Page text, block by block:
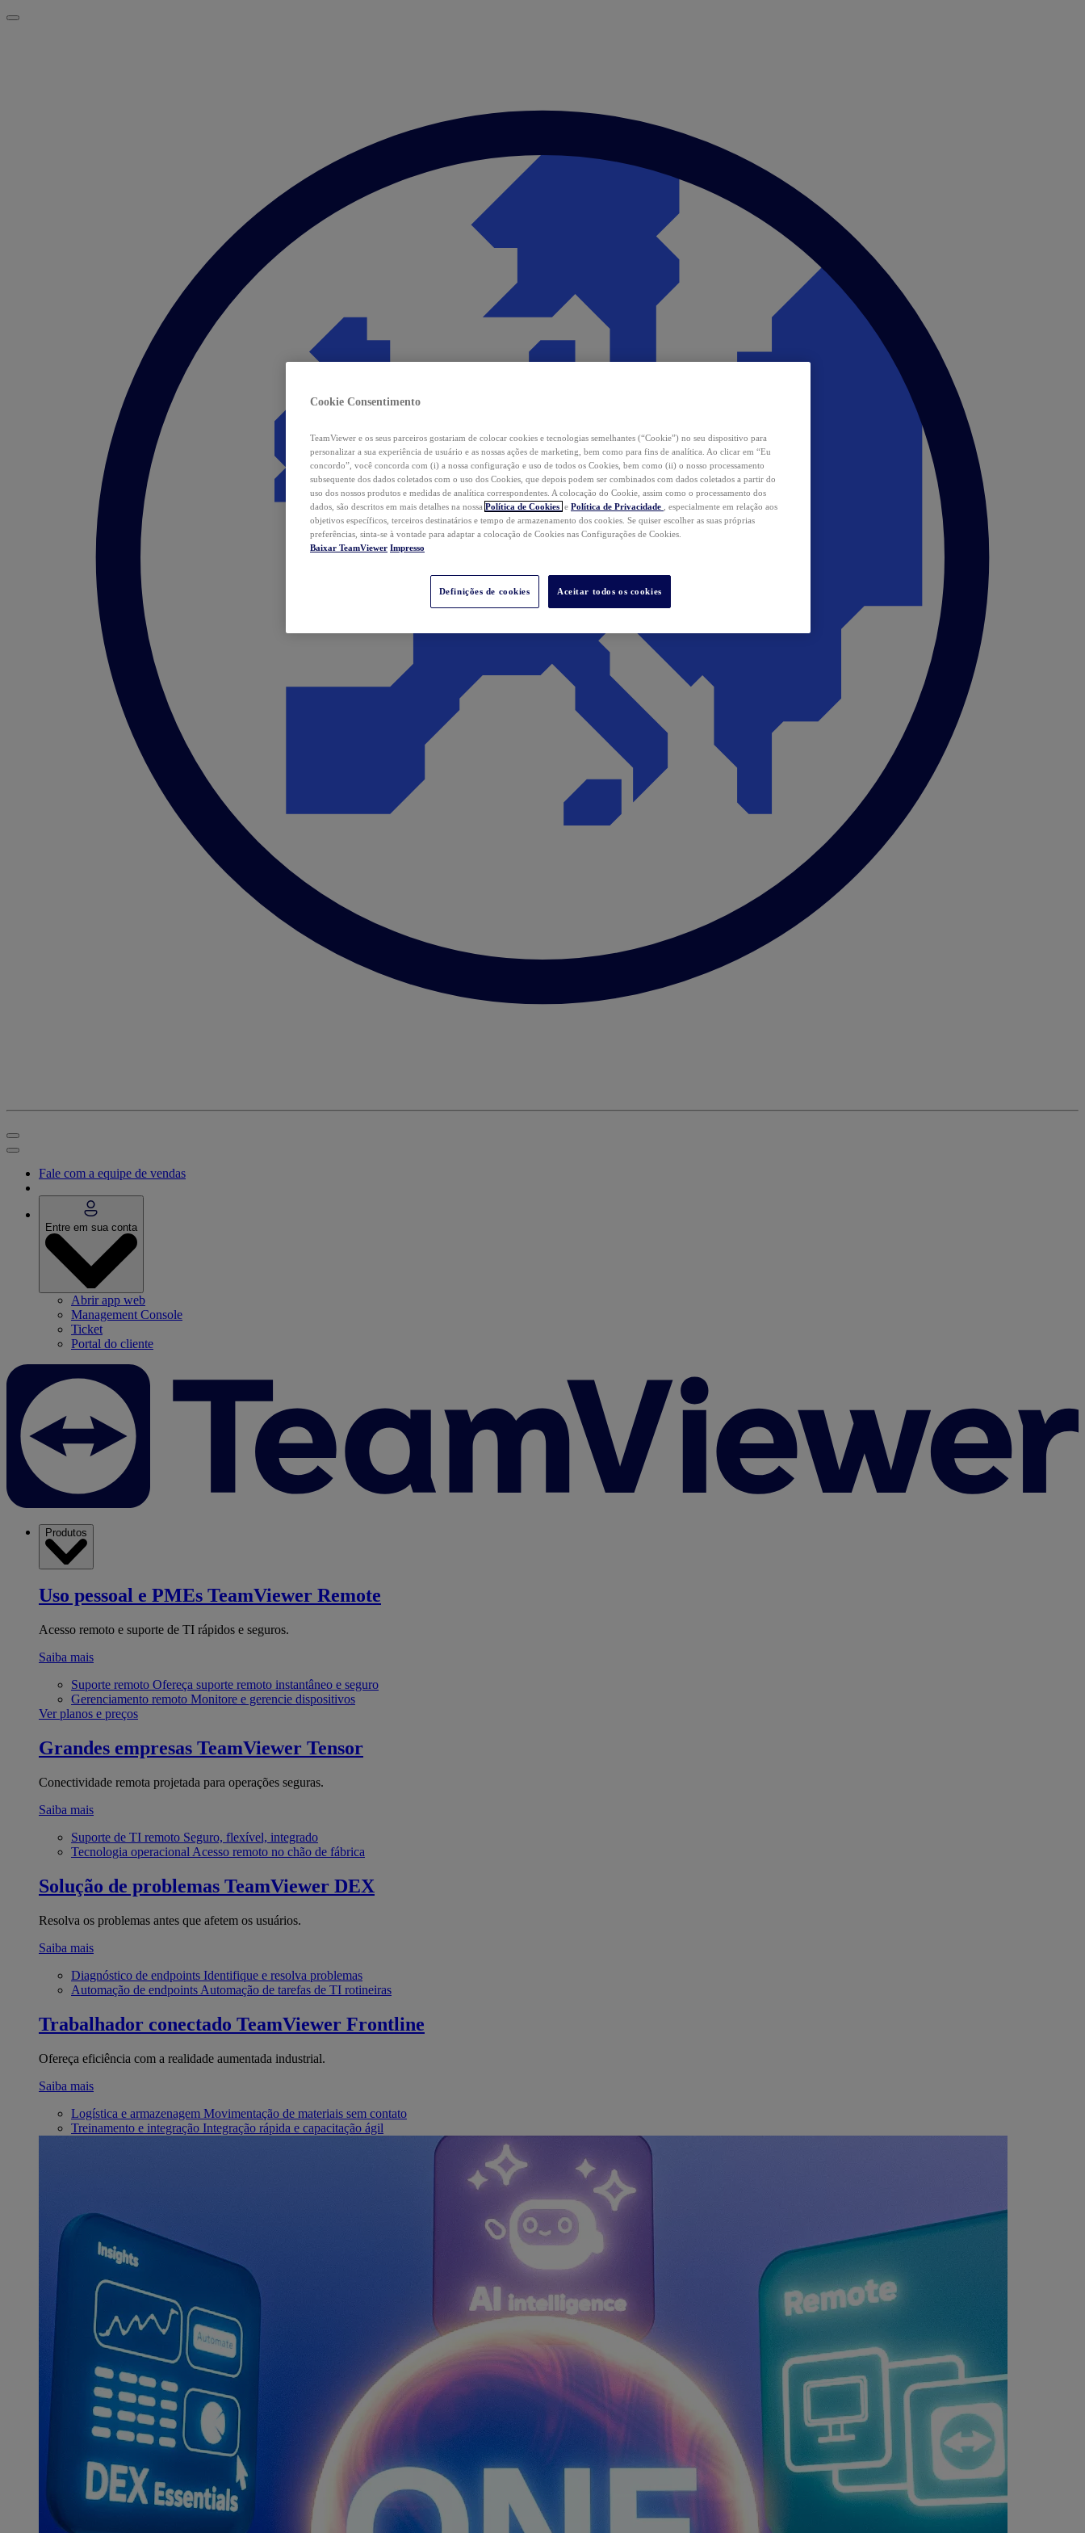
Fale com a equipe de vendas
Entre em sua conta
Abrir app web
Management Console
Ticket
Portal do cliente
Produtos
Uso pessoal e PMEs TeamViewer Remote
Acesso remoto e suporte de TI rápidos e seguros.
Saiba mais
Suporte remoto Ofereça suporte remoto instantâneo e seguro
Gerenciamento remoto Monitore e gerencie dispositivos
Ver planos e preços
Grandes empresas TeamViewer Tensor
Conectividade remota projetada para operações seguras.
Saiba mais
Suporte de TI remoto Seguro, flexível, integrado
Tecnologia operacional Acesso remoto no chão de fábrica
Solução de problemas TeamViewer DEX
Resolva os problemas antes que afetem os usuários.
Saiba mais
Diagnóstico de endpoints Identifique e resolva problemas
Automação de endpoints Automação de tarefas de TI rotineiras
Trabalhador conectado TeamViewer Frontline
Ofereça eficiência com a realidade aumentada industrial.
Saiba mais
Logística e armazenagem Movimentação de materiais sem contato
Treinamento e integração Integração rápida e capacitação ágil
Cookie Consentimento
TeamViewer e os seus parceiros gostariam de colocar cookies e tecnologias semelhantes (“Cookie”) no seu dispositivo para
personalizar a sua experiência de usuário e as nossas ações de marketing, bem como para fins de analítica. Ao clicar em “Eu
concordo”, você concorda com (i) a nossa configuração e uso de todos os Cookies, bem como (ii) o nosso processamento
subsequente dos dados coletados com o uso dos Cookies, que depois podem ser combinados com dados coletados a partir do
uso dos nossos produtos e medidas de analítica correspondentes. A colocação do Cookie, assim como o processamento dos
dados, são descritos em mais detalhes na nossa Política de Cookies e Política de Privacidade
, especialmente em relação aos
objetivos específicos, terceiros destinatários e tempo de armazenamento dos cookies. Se quiser escolher as suas próprias
preferências, sinta-se à vontade para adaptar a colocação de Cookies nas Configurações de Cookies.
Baixar TeamViewer Impresso
Definições de cookies Aceitar todos os cookies